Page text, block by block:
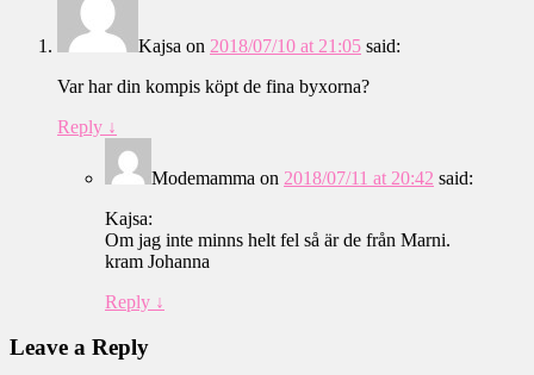
Kajsa on 2018/07/10 at 21:05 said:
Var har din kompis köpt de fina byxorna?
Reply ↓
Modemamma on 2018/07/11 at 20:42 said:
Kajsa:
Om jag inte minns helt fel så är de från Marni.
kram Johanna
Reply ↓
Leave a Reply